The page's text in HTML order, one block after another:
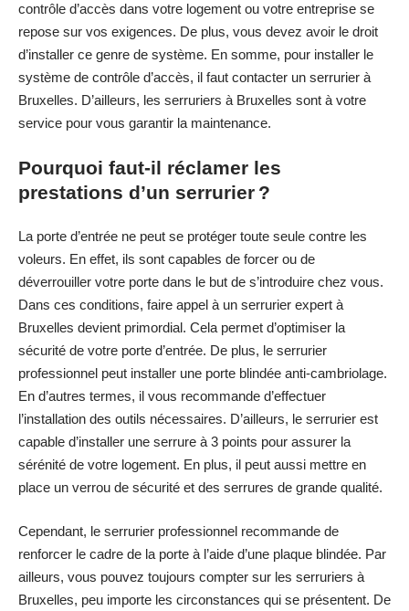
contrôle d’accès dans votre logement ou votre entreprise se
repose sur vos exigences. De plus, vous devez avoir le droit
d’installer ce genre de système. En somme, pour installer le
système de contrôle d’accès, il faut contacter un serrurier à
Bruxelles. D’ailleurs, les serruriers à Bruxelles sont à votre
service pour vous garantir la maintenance.
Pourquoi faut-il réclamer les
prestations d’un serrurier ?
La porte d’entrée ne peut se protéger toute seule contre les
voleurs. En effet, ils sont capables de forcer ou de
déverrouiller votre porte dans le but de s’introduire chez vous.
Dans ces conditions, faire appel à un serrurier expert à
Bruxelles devient primordial. Cela permet d’optimiser la
sécurité de votre porte d’entrée. De plus, le serrurier
professionnel peut installer une porte blindée anti-cambriolage.
En d’autres termes, il vous recommande d’effectuer
l’installation des outils nécessaires. D’ailleurs, le serrurier est
capable d’installer une serrure à 3 points pour assurer la
sérénité de votre logement. En plus, il peut aussi mettre en
place un verrou de sécurité et des serrures de grande qualité.
Cependant, le serrurier professionnel recommande de
renforcer le cadre de la porte à l’aide d’une plaque blindée. Par
ailleurs, vous pouvez toujours compter sur les serruriers à
Bruxelles, peu importe les circonstances qui se présentent. De